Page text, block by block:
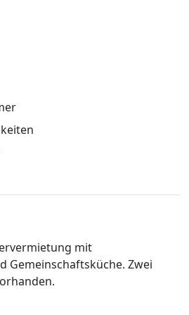
mit
Gemeinschaftsküche. Zwei